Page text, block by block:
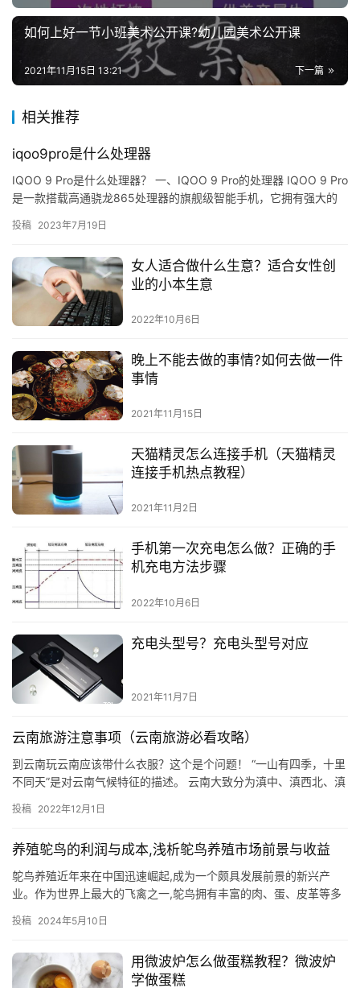
如何上好一节小班美术公开课?幼儿园美术公开课
下一篇
2021年11月15日 13:21
相关推荐
iqoo9pro是什么处理器
IQOO 9 Pro是什么处理器？ 一、IQOO 9 Pro的处理器 IQOO 9 Pro
是一款搭载高通骁龙865处理器的旗舰级智能手机，它拥有强大的
投稿 2023年7月19日
女人适合做什么生意？适合女性创
业的小本生意
2022年10月6日
晚上不能去做的事情?如何去做一件
事情
2021年11月15日
天猫精灵怎么连接手机（天猫精灵
连接手机热点教程）
2021年11月2日
手机第一次充电怎么做？正确的手
机充电方法步骤
2022年10月6日
充电头型号？充电头型号对应
2021年11月7日
云南旅游注意事项（云南旅游必看攻略）
到云南玩云南应该带什么衣服？这个是个问题！ “一山有四季，十里
不同天”是对云南气候特征的描述。 云南大致分为滇中、滇西北、滇
投稿 2022年12月1日
养殖鸵鸟的利润与成本,浅析鸵鸟养殖市场前景与收益
鸵鸟养殖近年来在中国迅速崛起,成为一个颇具发展前景的新兴产
业。作为世界上最大的飞禽之一,鸵鸟拥有丰富的肉、蛋、皮革等多
可…
投稿 2024年5月10日
用微波炉怎么做蛋糕教程？微波炉
学做蛋糕